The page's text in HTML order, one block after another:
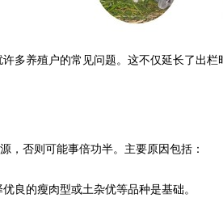
多养殖户的常见问题。这不仅延长了出
，否则可能事倍功半。主要原因包括：
良的瘦肉型或土杂优等品种是基础。